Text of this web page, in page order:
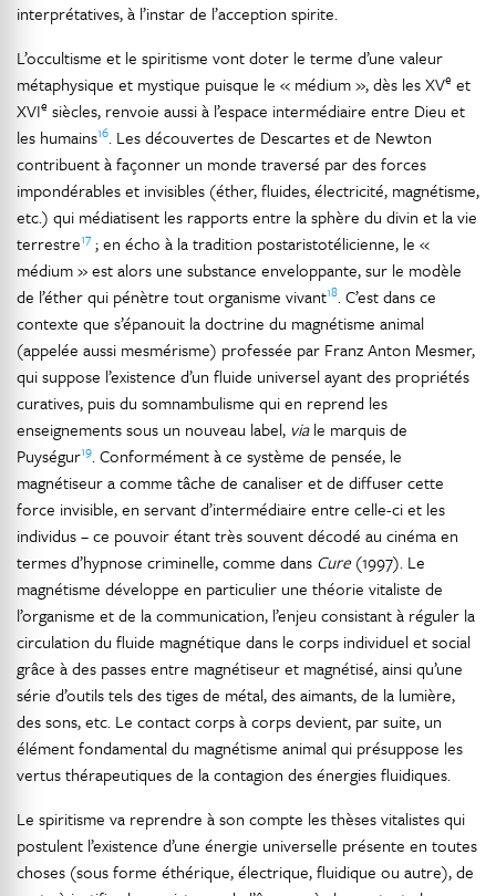
interprétatives, à l’instar de l’acception spirite.
L’occultisme et le spiritisme vont doter le terme d’une valeur
métaphysique et mystique puisque le « médium », dès les XVe et
XVIe siècles, renvoie aussi à l’espace intermédiaire entre Dieu et
les humains16. Les découvertes de Descartes et de Newton
contribuent à façonner un monde traversé par des forces
impondérables et invisibles (éther, fluides, électricité, magnétisme,
etc.) qui médiatisent les rapports entre la sphère du divin et la vie
terrestre17 ; en écho à la tradition postaristotélicienne, le «
médium » est alors une substance enveloppante, sur le modèle
de l’éther qui pénètre tout organisme vivant18. C’est dans ce
contexte que s’épanouit la doctrine du magnétisme animal
(appelée aussi mesmérisme) professée par Franz Anton Mesmer,
qui suppose l’existence d’un fluide universel ayant des propriétés
curatives, puis du somnambulisme qui en reprend les
enseignements sous un nouveau label, viale marquis de
Puységur19. Conformément à ce système de pensée, le
magnétiseur a comme tâche de canaliser et de diffuser cette
force invisible, en servant d’intermédiaire entre celle-ci et les
individus – ce pouvoir étant très souvent décodé au cinéma en
termes d’hypnose criminelle, comme dans Cure (1997). Le
magnétisme développe en particulier une théorie vitaliste de
l’organisme et de la communication, l’enjeu consistant à réguler la
circulation du fluide magnétique dans le corps individuel et social
grâce à des passes entre magnétiseur et magnétisé, ainsi qu’une
série d’outils tels des tiges de métal, des aimants, de la lumière,
des sons, etc. Le contact corps à corps devient, par suite, un
élément fondamental du magnétisme animal qui présuppose les
vertus thérapeutiques de la contagion des énergies fluidiques.
Le spiritisme va reprendre à son compte les thèses vitalistes qui
postulent l’existence d’une énergie universelle présente en toutes
choses (sous forme éthérique, électrique, fluidique ou autre), de